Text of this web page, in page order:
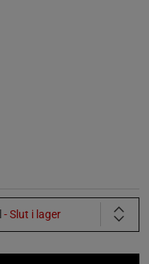
- Slut i lager